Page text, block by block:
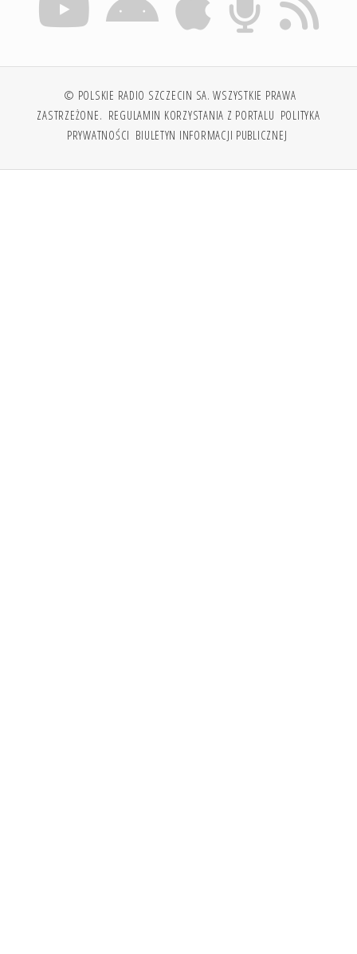
© POLSKIE RADIO SZCZECIN SA. WSZYSTKIE PRAWA
ZASTRZEŻONE. REGULAMIN KORZYSTANIA Z PORTALU POLITYKA
PRYWATNOŚCI BIULETYN INFORMACJI PUBLICZNEJ